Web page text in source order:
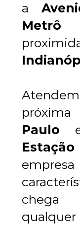
a
Metrô
Paulo
chega
qualquer